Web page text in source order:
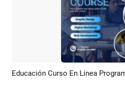
Previsualizar
Educación Curso En Línea